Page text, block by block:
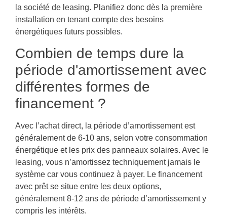
la société de leasing. Planifiez donc dès la première
installation en tenant compte des besoins
énergétiques futurs possibles.
Combien de temps dure la
période d'amortissement avec
différentes formes de
financement ?
Avec l’achat direct, la période d’amortissement est
généralement de 6-10 ans, selon votre consommation
énergétique et les prix des panneaux solaires. Avec le
leasing, vous n’amortissez techniquement jamais le
système car vous continuez à payer. Le financement
avec prêt se situe entre les deux options,
généralement 8-12 ans de période d’amortissement y
compris les intérêts.